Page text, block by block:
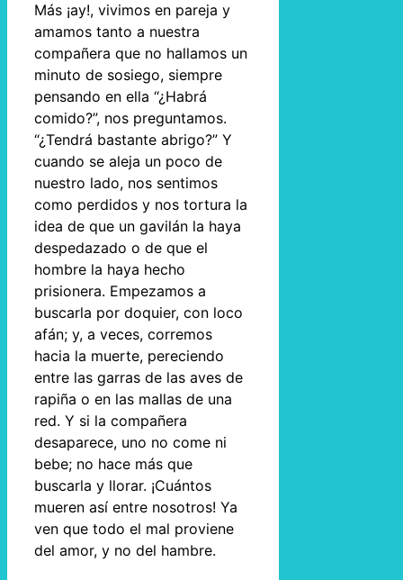
Más ¡ay!, vivimos en pareja y
amamos tanto a nuestra
compañera que no hallamos un
minuto de sosiego, siempre
pensando en ella “¿Habrá
comido?”, nos preguntamos.
“¿Tendrá bastante abrigo?” Y
cuando se aleja un poco de
nuestro lado, nos sentimos
como perdidos y nos tortura la
idea de que un gavilán la haya
despedazado o de que el
hombre la haya hecho
prisionera. Empezamos a
buscarla por doquier, con loco
afán; y, a veces, corremos
hacia la muerte, pereciendo
entre las garras de las aves de
rapiña o en las mallas de una
red. Y si la compañera
desaparece, uno no come ni
bebe; no hace más que
buscarla y llorar. ¡Cuántos
mueren así entre nosotros! Ya
ven que todo el mal proviene
del amor, y no del hambre.